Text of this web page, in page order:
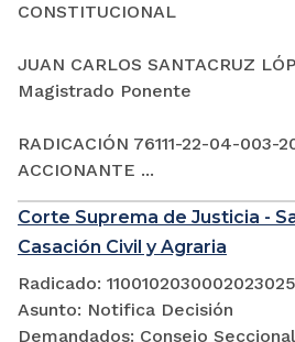
CONSTITUCIONAL
JUAN CARLOS SANTACRUZ
Magistrado Ponente
RADICACIÓN 76111-22-04-003-
ACCIONANTE ...
Corte Suprema de Justicia -
Casación Civil y Agraria
Radicado:
Asunto: Notifica Decisión
Demandados: Consejo